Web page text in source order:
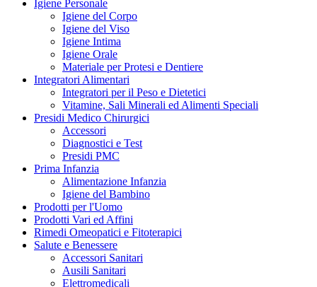
Igiene Personale
Igiene del Corpo
Igiene del Viso
Igiene Intima
Igiene Orale
Materiale per Protesi e Dentiere
Integratori Alimentari
Integratori per il Peso e Dietetici
Vitamine, Sali Minerali ed Alimenti Speciali
Presidi Medico Chirurgici
Accessori
Diagnostici e Test
Presidi PMC
Prima Infanzia
Alimentazione Infanzia
Igiene del Bambino
Prodotti per l'Uomo
Prodotti Vari ed Affini
Rimedi Omeopatici e Fitoterapici
Salute e Benessere
Accessori Sanitari
Ausili Sanitari
Elettromedicali